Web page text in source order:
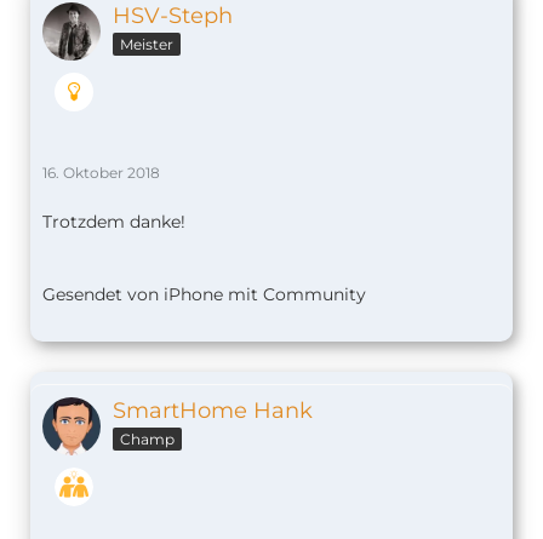
HSV-Steph
Meister
16. Oktober 2018
Trotzdem danke!
Gesendet von iPhone mit Community
SmartHome Hank
Champ